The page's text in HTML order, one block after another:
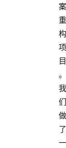
案
重
构
项
目
。
我
们
做
了
一